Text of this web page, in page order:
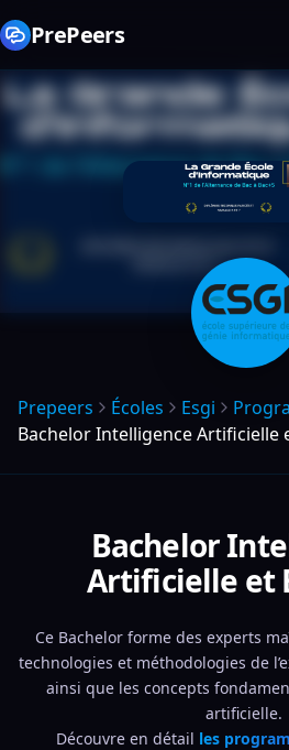
PrePeers
Prepeers Écoles Esgi
Bachelor Intelligence Artificielle
Bachelor
Artificielle et
Ce Bachelor forme des experts
technologies et méthodologies de
ainsi que les concepts
artificielle.
Découvre en détail les